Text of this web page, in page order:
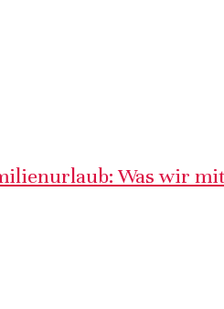
Was wir